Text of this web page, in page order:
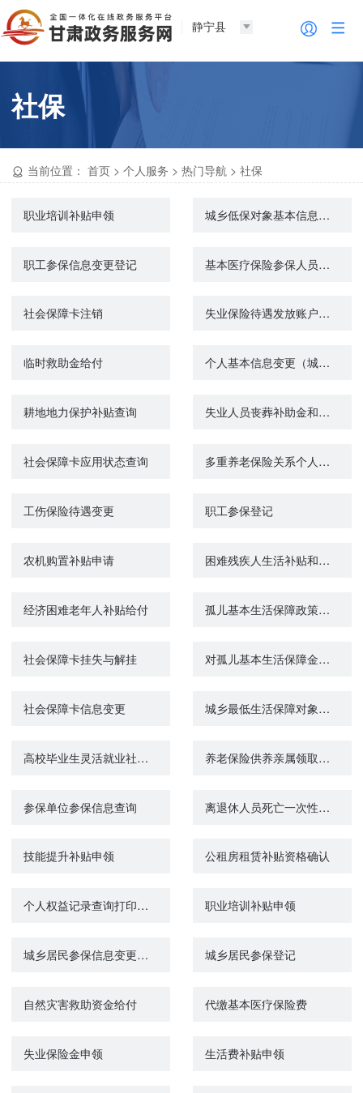
静宁县
社保
当前位置： 首页 >个人服务 >热门导航 >社保
职业培训补贴申领 城乡低保对象基本信息变更
职工参保信息变更登记 基本医疗保险参保人员享受门诊慢特病病种待遇认定
社会保障卡注销 失业保险待遇发放账户维护申请
临时救助金给付 个人基本信息变更（城镇企业职工基本养老保险）
耕地地力保护补贴查询 失业人员丧葬补助金和抚恤金申领
社会保障卡应用状态查询 多重养老保险关系个人账户退费（城镇企业职工基本养老保险）
工伤保险待遇变更 职工参保登记
农机购置补贴申请 困难残疾人生活补贴和重度残疾人护理补贴政策咨询
经济困难老年人补贴给付 孤儿基本生活保障政策咨询
社会保障卡挂失与解挂 对孤儿基本生活保障金的给付
社会保障卡信息变更 城乡最低生活保障对象认定
高校毕业生灵活就业社会保险补贴申领 养老保险供养亲属领取待遇资格认证（城镇企业职工基本养老保险）
参保单位参保信息查询 离退休人员死亡一次性待遇申领
技能提升补贴申领 公租房租赁补贴资格确认
个人权益记录查询打印（机关事业单位养老保险） 职业培训补贴申领
城乡居民参保信息变更登记 城乡居民参保登记
自然灾害救助资金给付 代缴基本医疗保险费
失业保险金申领 生活费补贴申领